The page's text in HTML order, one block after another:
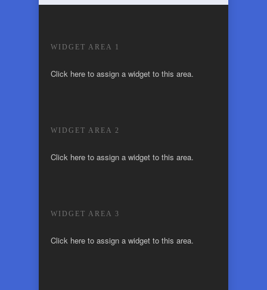
WIDGET AREA 1
Click here to assign a widget to this area.
WIDGET AREA 2
Click here to assign a widget to this area.
WIDGET AREA 3
Click here to assign a widget to this area.